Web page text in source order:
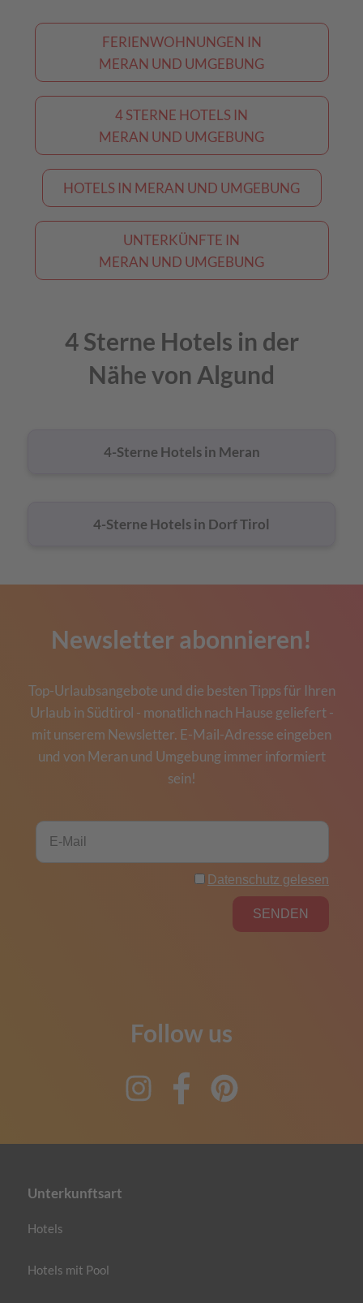
FERIENWOHNUNGEN IN
MERAN UND UMGEBUNG
4 STERNE HOTELS IN
MERAN UND UMGEBUNG
HOTELS IN MERAN UND UMGEBUNG
UNTERKÜNFTE IN
MERAN UND UMGEBUNG
4 Sterne Hotels in der
Nähe von Algund
4-Sterne Hotels in Meran
4-Sterne Hotels in Dorf Tirol
Newsletter abonnieren!
Top-Urlaubsangebote und die besten Tipps für Ihren
Urlaub in Südtirol - monatlich nach Hause geliefert -
mit unserem Newsletter. E-Mail-Adresse eingeben
und von Meran und Umgebung immer informiert
sein!
Follow us
InstagramFacebook
Unterkunftsart
Hotels
Hotels mit Pool